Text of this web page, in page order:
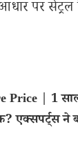
पर सेंट्रल
Price | 1
एक्सपर्ट्स ने